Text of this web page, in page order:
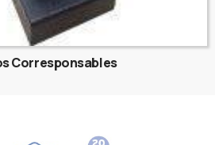
Corresponsables